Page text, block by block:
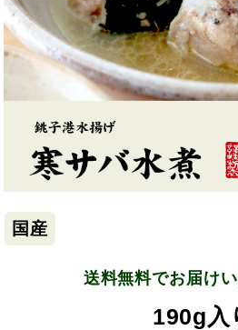
国産
送料無料でお届けい
190g入